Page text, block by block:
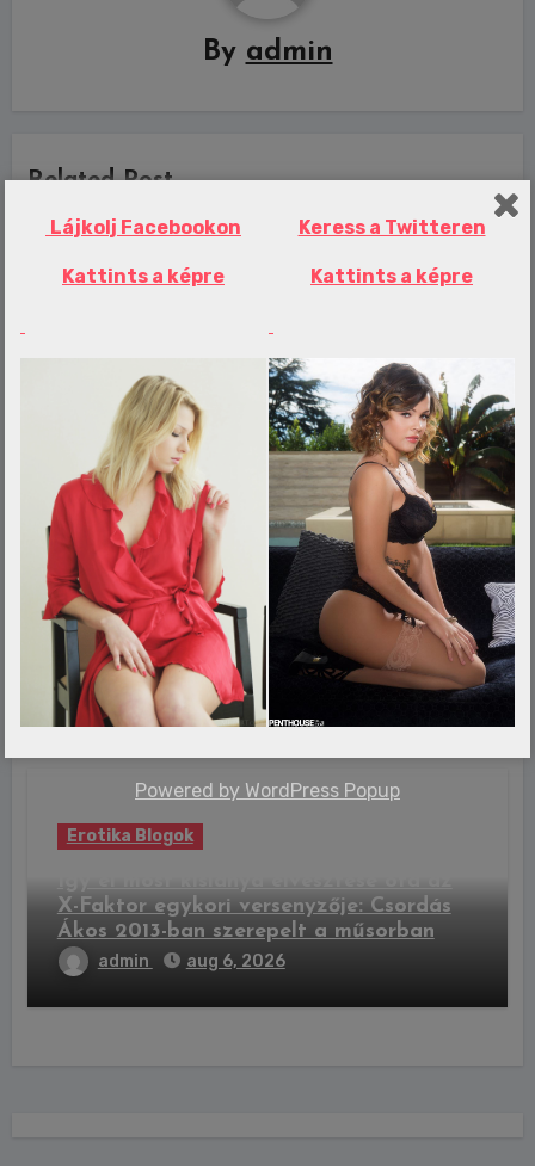
By admin
Related Post
Erotika Blogok
Senki sem nyitott rájuk: egy- és
hároméves gyerekek napokat töltöttek
halott édesanyjuk mellett
admin aug 6, 2026
Erotika Blogok
Különleges csillagászati jelenség lesz
látható péntek hajnalban
admin aug 6, 2026
Erotika Blogok
X-Faktor egykori versenyzője: Csordás
Ákos 2013-ban szerepelt a műsorban
admin aug 6, 2026
Lájkolj Facebookon
Kattints a képre
Keress a Twitteren
Kattints a képre
Powered by WordPress Popup